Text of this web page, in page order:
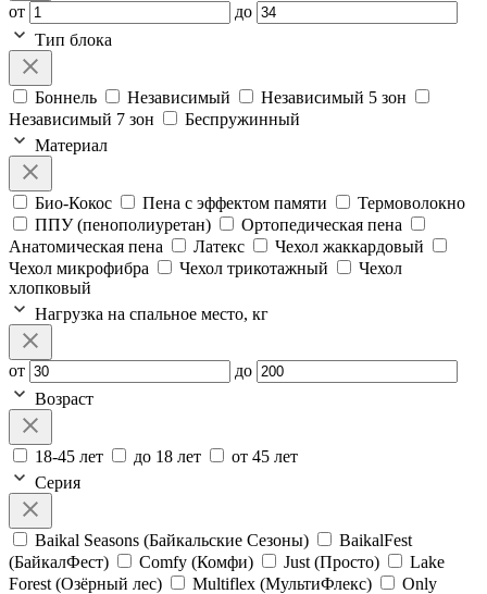
от
до
Тип блока
Боннель Независимый
Независимый 5 зон
Независимый 7 зон
Беспружинный
Материал
Био-Кокос Пена с эффектом памяти
Термоволокно
ППУ (пенополиуретан)
Ортопедическая пена
Анатомическая пена
Латекс
Чехол жаккардовый
Чехол микрофибра
Чехол трикотажный
Чехол
хлопковый
Нагрузка на спальное место, кг
от
до
Возраст
18-45 лет до 18 лет
от 45 лет
Серия
Baikal Seasons (Байкальские Сезоны)
BaikalFest
(БайкалФест)
Comfy (Комфи) Just (Просто)
Lake
Forest (Озёрный лес)
Multiflex (МультиФлекс)
Only